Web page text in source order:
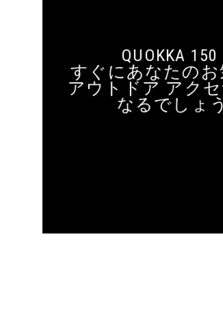
QUOKKA 150
すぐにあなたのお
アウトドア アク
なるでしょ